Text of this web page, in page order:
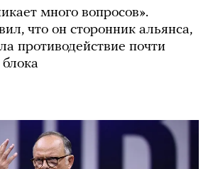
много вопросов».
что он сторонник альянса,
противодействие почти